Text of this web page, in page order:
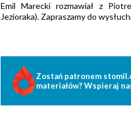
Emil Marecki rozmawiał z
Jezioraka). Zapraszamy do
Zostań patronem
materiałów? Wspieraj